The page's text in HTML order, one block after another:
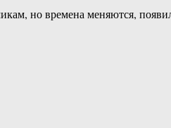
но времена меняются,